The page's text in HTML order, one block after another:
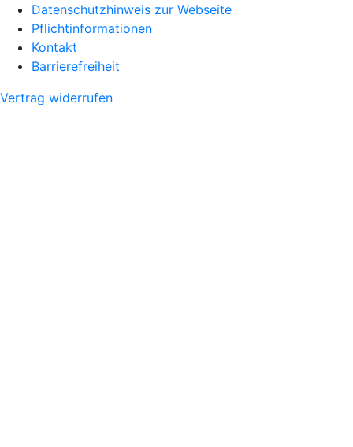
Datenschutzhinweis zur Webseite
Pflichtinformationen
Kontakt
Barrierefreiheit
Vertrag widerrufen